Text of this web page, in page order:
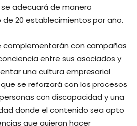
adecuará de manera
de 20 establecimientos por año.
complementarán con campañas
entre sus asociados y
una cultura empresarial
se reforzará con los procesos
con discapacidad y una
donde el contenido sea apto
que quieran hacer